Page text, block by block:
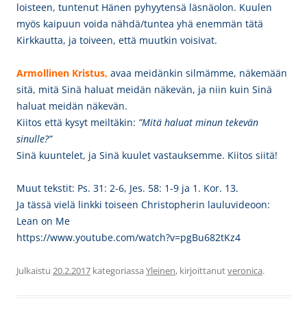
loisteen, tuntenut Hänen pyhyytensä läsnäolon. Kuulen
myös kaipuun voida nähdä/tuntea yhä enemmän tätä
Kirkkautta, ja toiveen, että muutkin voisivat.
Armollinen Kristus, avaa meidänkin silmämme, näkemään
sitä, mitä Sinä haluat meidän näkevän, ja niin kuin Sinä
haluat meidän näkevän.
Kiitos että kysyt meiltäkin: ”Mitä haluat minun tekevän
sinulle?”
Sinä kuuntelet, ja Sinä kuulet vastauksemme. Kiitos siitä!
Muut tekstit: Ps. 31: 2-6, Jes. 58: 1-9 ja 1. Kor. 13.
Ja tässä vielä linkki toiseen Christopherin lauluvideoon:
Lean on Me
https://www.youtube.com/watch?v=pgBu682tKz4
Julkaistu 20.2.2017 kategoriassa Yleinen, kirjoittanutveronica.